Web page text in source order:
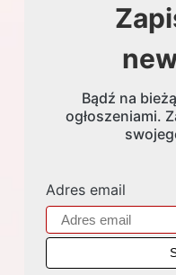
Bądź na
ogłoszeniami.
Adres email